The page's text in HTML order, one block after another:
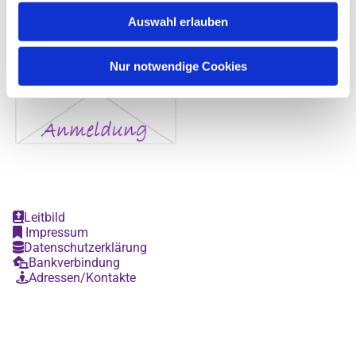
Auswahl erlauben
Nur notwendige Cookies
Leitbild
Impressum
Datenschutzerklärung
Bankverbindung
Adressen/Kontakte